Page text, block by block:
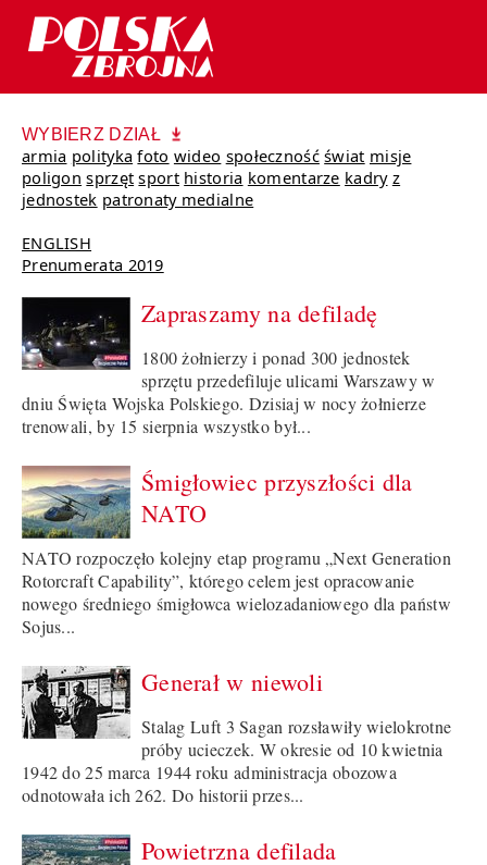
WYBIERZ DZIAŁ
armia polityka foto wideo społeczność świat misje
poligon sprzęt sport historia komentarze kadry z
jednostek patronaty medialne
ENGLISH
Prenumerata 2019
Zapraszamy na defiladę
1800 żołnierzy i ponad 300 jednostek
sprzętu przedefiluje ulicami Warszawy w
dniu Święta Wojska Polskiego. Dzisiaj w nocy żołnierze
trenowali, by 15 sierpnia wszystko był...
Śmigłowiec przyszłości dla
NATO
NATO rozpoczęło kolejny etap programu „Next Generation
Rotorcraft Capability”, którego celem jest opracowanie
nowego średniego śmigłowca wielozadaniowego dla państw
Sojus...
Generał w niewoli
Stalag Luft 3 Sagan rozsławiły wielokrotne
próby ucieczek. W okresie od 10 kwietnia
1942 do 25 marca 1944 roku administracja obozowa
odnotowała ich 262. Do historii przes...
Powietrzna defilada